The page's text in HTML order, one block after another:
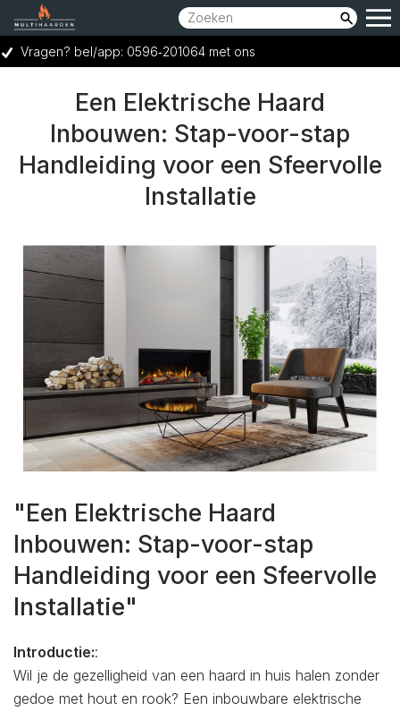
Vragen? bel/app: 0596‑201064 met ons
Vraag een GRATIS adviesgesprek aan
Ruime keuze voor elk budget
Een Elektrische Haard
Inbouwen: Stap-voor-stap
Handleiding voor een Sfeervolle
Installatie
"Een Elektrische Haard
Inbouwen: Stap-voor-stap
Handleiding voor een Sfeervolle
Installatie"
Introductie::
Wil je de gezelligheid van een haard in huis halen zonder
gedoe met hout en rook? Een inbouwbare elektrische